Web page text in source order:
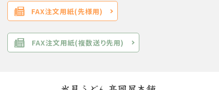
FAX注文用紙(先様用)
FAX注文用紙(複数送り先用)